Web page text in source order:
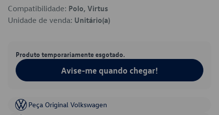
Compatibilidade: Polo, Virtus
Unidade de venda: Unitário(a)
Produto temporariamente esgotado.
Avise-me quando chegar!
Peça Original Volkswagen